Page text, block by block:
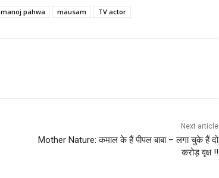
manoj pahwa mausam TV actor
Next article
Mother Nature: कमाल के हैं पीपल बाबा – लगा चुके हैं दो
करोड़ वृक्ष !!